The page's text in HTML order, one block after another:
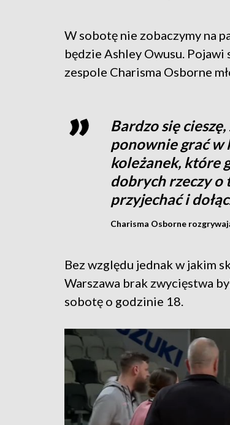
W sobotę nie zobaczymy na
będzie Ashley Owusu.
zespole Charisma Osborne
Bardzo się
ponownie grać w
koleżanek, które
dobrych rzeczy o
przyjechać i
Charisma Osborne
Bez względu jednak w jakim
Warszawa brak zwycięstwa
sobotę o godzinie 18.